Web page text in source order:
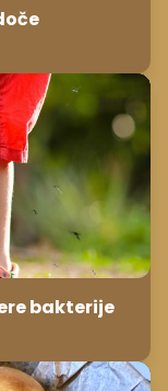
bakterije